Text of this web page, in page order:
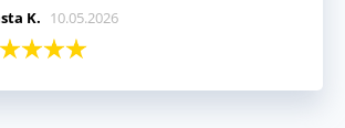
K. 10.05.2026